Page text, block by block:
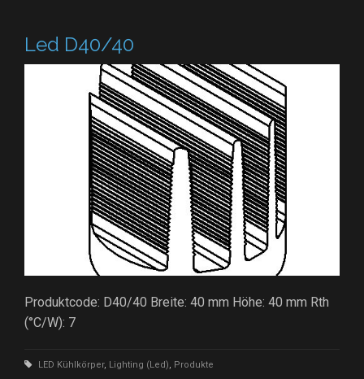
Led D40/40
Produktcode: D40/40 Breite: 40 mm Höhe: 40 mm Rth
(°C/W): 7
LED Kühlkörper, Lighting (Led), Produkte